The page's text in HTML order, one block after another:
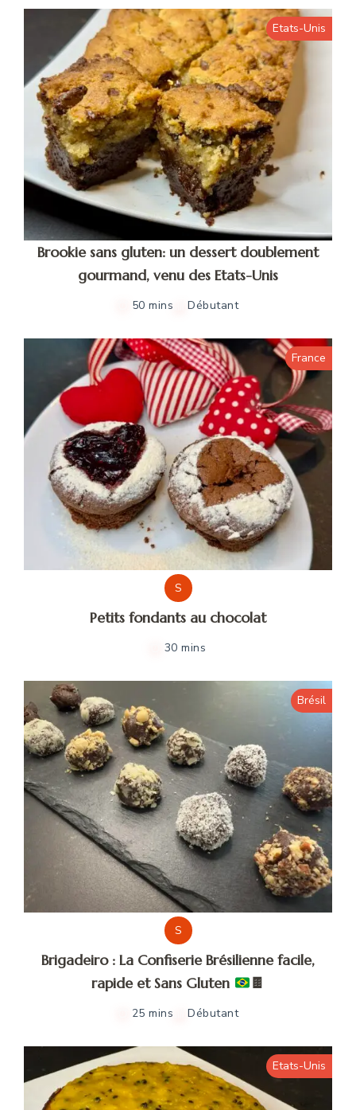
Etats-Unis
Brookie sans gluten: un dessert doublement
gourmand, venu des Etats-Unis
50 mins Débutant
France
S
Petits fondants au chocolat
30 mins
Brésil
S
Brigadeiro : La Confiserie Brésilienne facile,
rapide et Sans Gluten
🍫
25 mins Débutant
Etats-Unis